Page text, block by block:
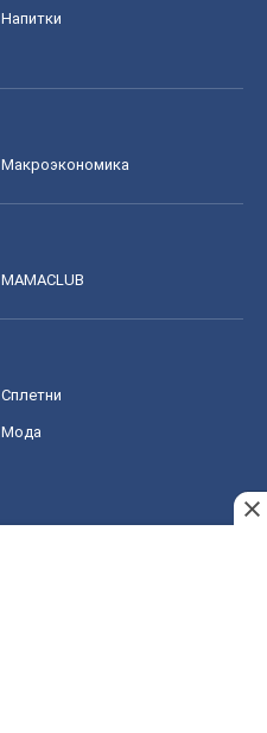
Напитки
Mакроэкономика
MAMACLUB
Сплетни
Мода